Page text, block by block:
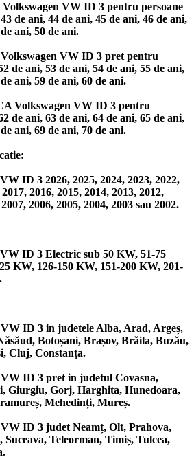
VW ID 3 pentru persoane
de ani, 44 de ani, 45 de ani, 46 de ani,
ani, 50 de ani.
VW ID 3 pret pentru
de ani, 53 de ani, 54 de ani, 55 de ani,
ani, 59 de ani, 60 de ani.
Volkswagen VW ID 3 pentru
de ani, 63 de ani, 64 de ani, 65 de ani,
ani, 69 de ani, 70 de ani.
ID 3 2026, 2025, 2024, 2023, 2022,
2016, 2015, 2014, 2013, 2012,
2006, 2005, 2004, 2003 sau 2002.
ID 3 Electric sub 50 KW, 51-75
KW, 126-150 KW, 151-200 KW, 201-
ID 3 in judetele Alba, Arad, Argeș,
Botoșani, Brașov, Brăila, Buzău,
Cluj, Constanța.
ID 3 pret in judetul Covasna,
Giurgiu, Gorj, Harghita, Hunedoara,
Mehedinți, Mureș.
ID 3 judet Neamț, Olt, Prahova,
Teleorman, Timiș, Tulcea,